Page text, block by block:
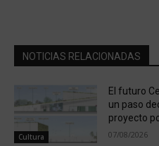
NOTICIAS RELACIONADAS
Cultura
El futuro
un paso
proyecto
07/08/2026